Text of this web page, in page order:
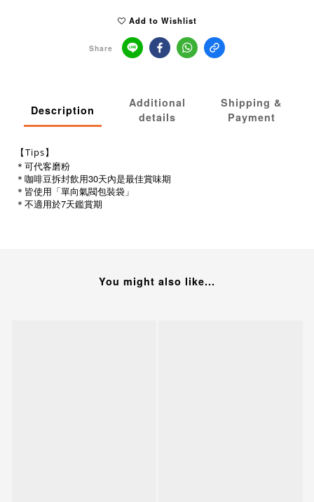
Add to Wishlist
Share
Description
Additional
details
Shipping &
Payment
【Tips】
＊可代客磨粉
＊咖啡豆拆封飲用30天內是最佳賞味期
＊皆使用「單向氣閥包裝袋」
＊不適用於7天鑑賞期
You might also like...